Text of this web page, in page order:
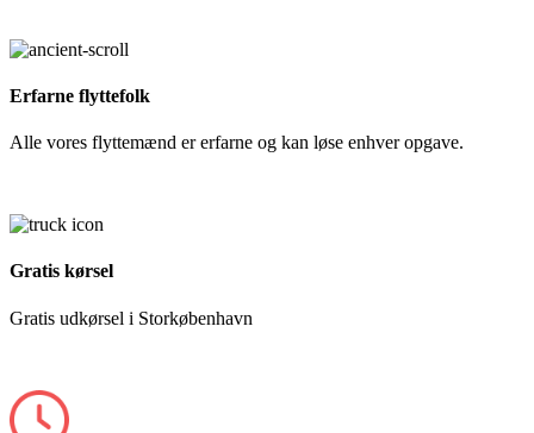
Erfarne flyttefolk
Alle vores flyttemænd er erfarne og kan løse enhver opgave.
Gratis kørsel
Gratis udkørsel i Storkøbenhavn